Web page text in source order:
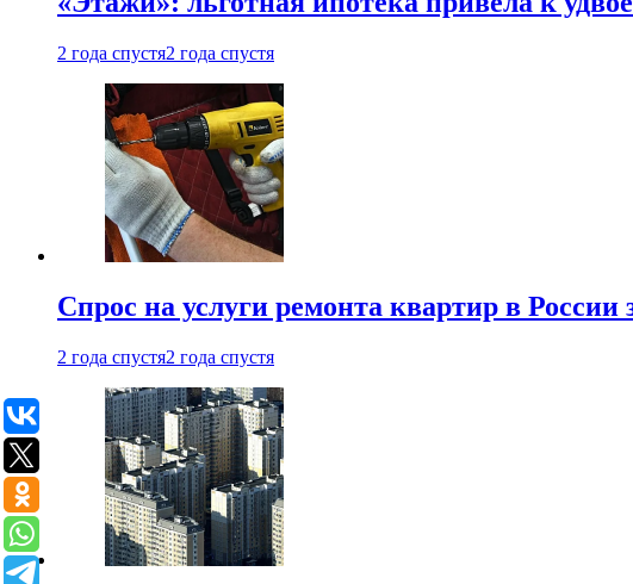
2 года спустя2 года спустя
Спрос на услуги ремонта квартир в России
2 года спустя2 года спустя